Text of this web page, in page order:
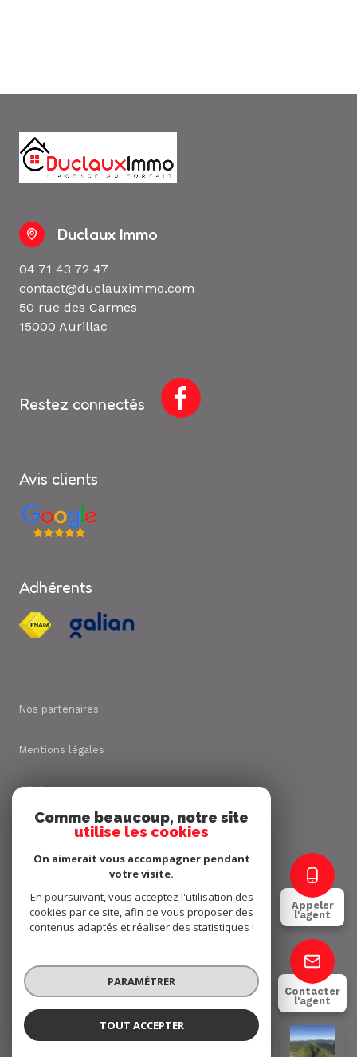
Jimmy FALIES
Appeler
l'agent
Contacter
l'agent
Duclaux Immo
04 71 43 72 47
contact@duclauximmo.com
50 rue des Carmes
15000 Aurillac
Restez connectés
Avis clients
Adhérents
Nos partenaires
Mentions légales
Admin
Nos honoraires
Cookies
© 2026 | Tous droits réservés
Réalisé par
Comme beaucoup, notre site
utilise les cookies
On aimerait vous accompagner pendant
votre visite.
En poursuivant, vous acceptez l'utilisation des
cookies par ce site, afin de vous proposer des
contenus adaptés et réaliser des statistiques !
PARAMÉTRER
TOUT ACCEPTER